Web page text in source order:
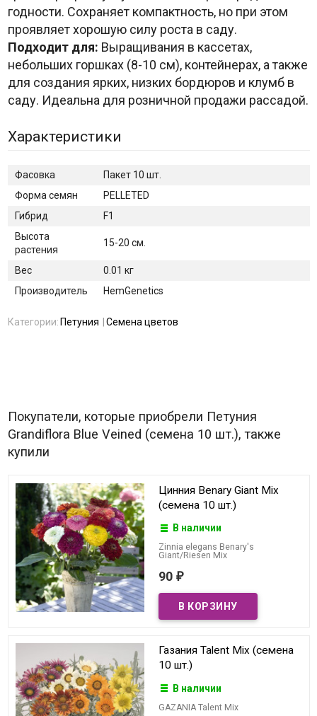
годности. Сохраняет компактность, но при этом
проявляет хорошую силу роста в саду.
Подходит для: Выращивания в кассетах,
небольших горшках (8-10 см), контейнерах, а также
для создания ярких, низких бордюров и клумб в
саду. Идеальна для розничной продажи рассадой.
Характеристики
Фасовка
Пакет 10 шт.
Форма семян
PELLETED
Гибрид
F1
Высота
растения
15-20 см.
Вес
0.01 кг
Производитель
HemGenetics
Категории: Петуния Семена цветов
Покупатели, которые приобрели Петуния
Grandiflora Blue Veined (семена 10 шт.), также
купили
Цинния Benary Giant Mix
(семена 10 шт.)
В наличии
Zinnia elegans Benary's
Giant/Riesen Mix
90 ₽
Газания Talent Mix (семена
10 шт.)
В наличии
GAZANIA Talent Mix